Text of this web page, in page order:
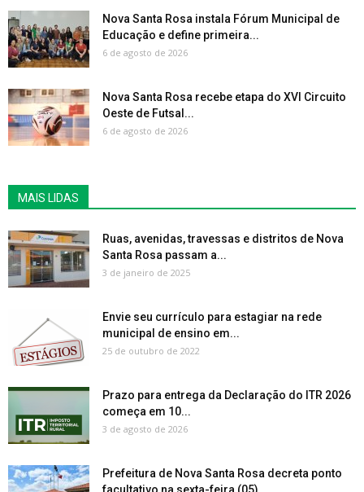
Nova Santa Rosa instala Fórum Municipal de
Educação e define primeira...
6 de agosto de 2026
Nova Santa Rosa recebe etapa do XVI Circuito
Oeste de Futsal...
6 de agosto de 2026
MAIS LIDAS
Ruas, avenidas, travessas e distritos de Nova
Santa Rosa passam a...
3 de janeiro de 2025
Envie seu currículo para estagiar na rede
municipal de ensino em...
25 de outubro de 2022
Prazo para entrega da Declaração do ITR 2026
começa em 10...
3 de agosto de 2026
Prefeitura de Nova Santa Rosa decreta ponto